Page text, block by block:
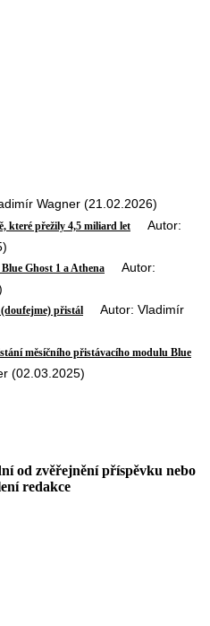
Wagner (21.02.2026)
které přežily 4,5 miliard let Autor:
Ghost 1 a Athena Autor:
(doufejme) přistál Autor: Vladimír
měsíčního přistávacího modulu Blue
(02.03.2025)
od zvěřejnění příspěvku nebo
redakce